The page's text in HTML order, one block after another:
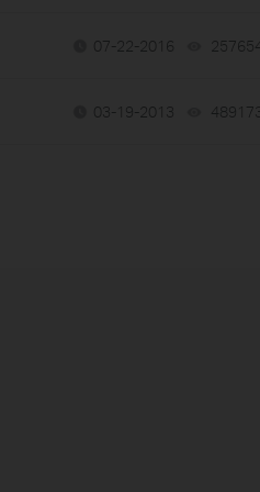
07-22-2016
03-19-2013 489173